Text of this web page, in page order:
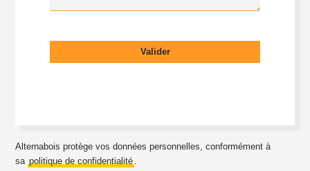
Alternabois protège vos données personnelles, conformément à
sa politique de confidentialité .